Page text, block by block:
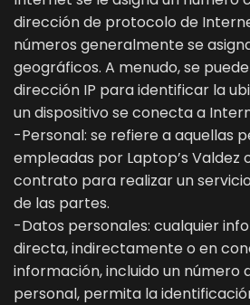
dirección de protocolo de
números generalmente se
geográficos. A menudo, se
dirección IP para identificar la
un dispositivo se conecta a
-Personal: se refiere a aquellas
empleadas por Laptop’s Valdez
contrato para realizar un
de las partes.
-Datos personales: cualquier
directa, indirectamente o en
información, incluido un número
personal, permita la